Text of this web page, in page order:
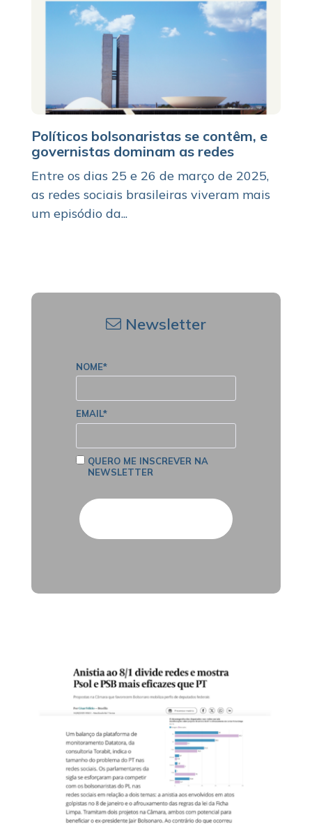
Políticos bolsonaristas se contêm, e
governistas dominam as redes
Entre os dias 25 e 26 de março de 2025,
as redes sociais brasileiras viveram mais
um episódio da...
Newsletter
NOME*
EMAIL*
QUERO ME INSCREVER NA
NEWSLETTER